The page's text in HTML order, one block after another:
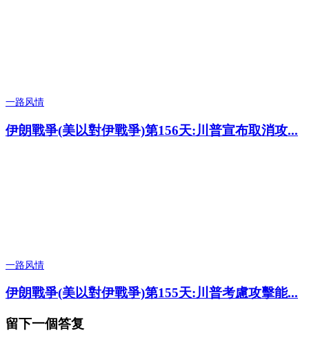
一路风情
伊朗戰爭(美以對伊戰爭)第156天:川普宣布取消攻...
一路风情
伊朗戰爭(美以對伊戰爭)第155天:川普考慮攻擊能...
留下一個答复